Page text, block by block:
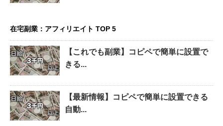
在宅副業：アフィリエイト TOP 5
【これでも副業】コピペで簡単に設置で
きる...
【最新情報】コピペで簡単に設置できる
自動...